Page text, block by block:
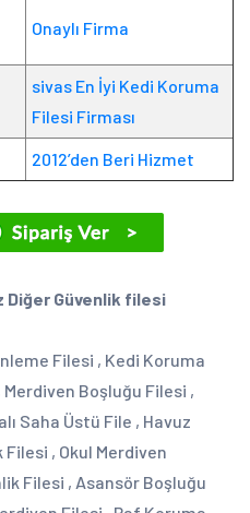
Onaylı Firma
sivas En İyi Kedi Koruma
Filesi Firması
2012’den Beri Hizmet
Diğer Güvenlik filesi
Filesi , Kedi Koruma
Boşluğu Filesi ,
Saha Üstü File , Havuz
Filesi , Okul Merdiven
Filesi , Asansör Boşluğu